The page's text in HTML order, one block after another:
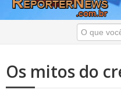
Os mitos do